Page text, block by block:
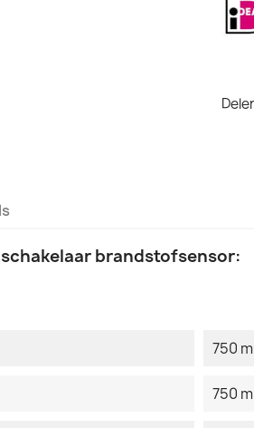
brandstofsensor:
750
750